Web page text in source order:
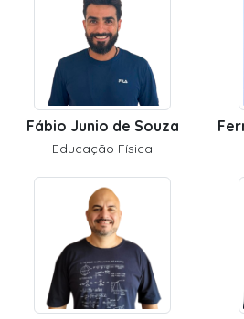
Fábio Junio de Souza
Educação Física